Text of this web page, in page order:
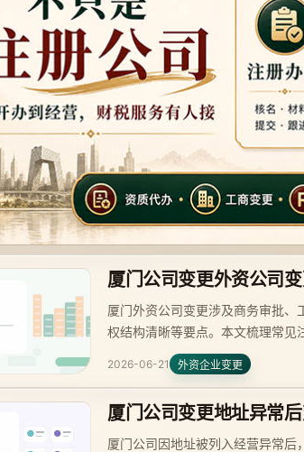
厦门公司变更外资公司
厦门外资公司变更涉及商务审批
权结构清晰等要点。本文梳理常见
2026-06-21 外资企业变更
厦门公司变更地址异常
厦门公司因地址被列入经营异常